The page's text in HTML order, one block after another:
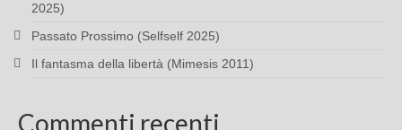
2025)
Passato Prossimo (Selfself 2025)
Il fantasma della libertà (Mimesis 2011)
Commenti recenti